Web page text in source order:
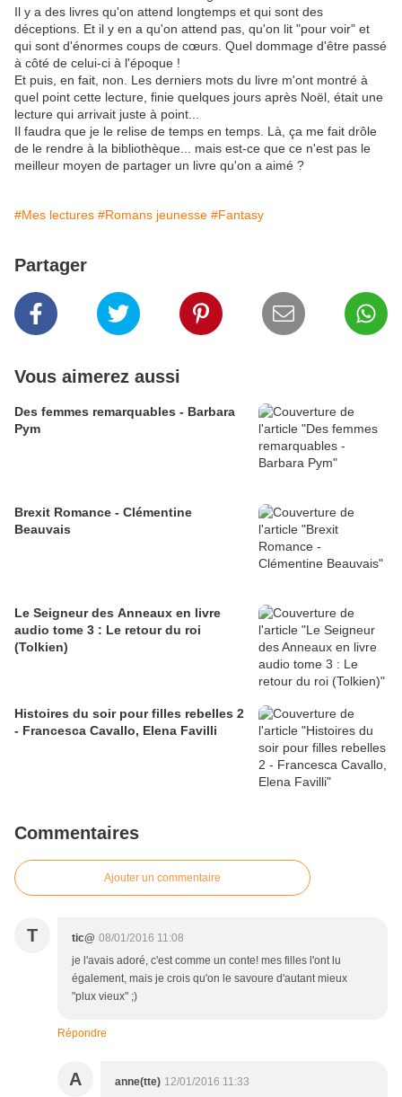
Il y a des livres qu'on attend longtemps et qui sont des
déceptions. Et il y en a qu'on attend pas, qu'on lit "pour voir" et
qui sont d'énormes coups de cœurs. Quel dommage d'être passé
à côté de celui-ci à l'époque !
Et puis, en fait, non. Les derniers mots du livre m'ont montré à
quel point cette lecture, finie quelques jours après Noël, était une
lecture qui arrivait juste à point...
Il faudra que je le relise de temps en temps. Là, ça me fait drôle
de le rendre à la bibliothèque... mais est-ce que ce n'est pas le
meilleur moyen de partager un livre qu'on a aimé ?
#Mes lectures #Romans jeunesse #Fantasy
Partager
Vous aimerez aussi
Des femmes remarquables - Barbara
Pym
Brexit Romance - Clémentine
Beauvais
Le Seigneur des Anneaux en livre
audio tome 3 : Le retour du roi
(Tolkien)
Histoires du soir pour filles rebelles 2
- Francesca Cavallo, Elena Favilli
Commentaires
Ajouter un commentaire
T tic@ 08/01/2016 11:08
je l'avais adoré, c'est comme un conte! mes filles l'ont lu
également, mais je crois qu'on le savoure d'autant mieux
"plux vieux" ;)
Répondre
A anne(tte) 12/01/2016 11:33